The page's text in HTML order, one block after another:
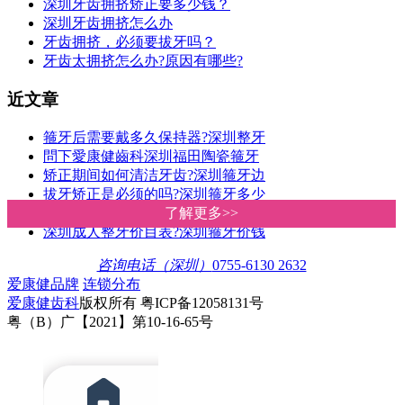
了解更多>>
了解更多>>
深圳牙齿拥挤矫正要多少钱？
深圳牙齿拥挤怎么办
牙齿拥挤，必须要拔牙吗？
牙齿太拥挤怎么办?原因有哪些?
近文章
箍牙后需要戴多久保持器?深圳整牙
問下愛康健齒科深圳福田陶瓷箍牙
矫正期间如何清洁牙齿?深圳箍牙边
拔牙矫正是必须的吗?深圳箍牙多少
牙根短可以做牙齒矯正嗎?深圳愛康
深圳成人整牙价目表?深圳箍牙价钱
咨询电话（深圳） 0755-6130 2632
爱康健品牌 连锁分布
爱康健齿科版权所有 粤ICP备12058131号
粤（B）广【2021】第10-16-65号